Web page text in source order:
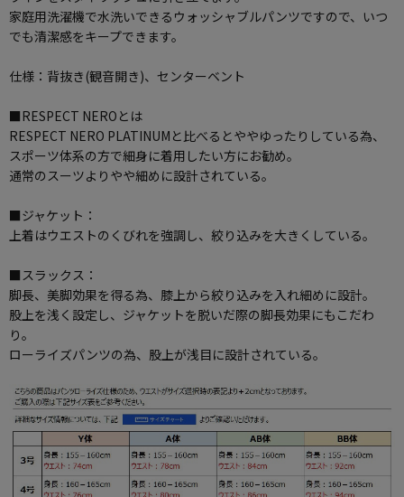
家庭用洗濯機で水洗いできるウォッシャブルパンツですので、いつ
でも清潔感をキープできます。
仕様：背抜き(観音開き)、センターベント
■RESPECT NEROとは
RESPECT NERO PLATINUMと比べるとややゆったりしている為、
スポーツ体系の方で細身に着用したい方にお勧め。
通常のスーツよりやや細めに設計されている。
■ジャケット：
上着はウエストのくびれを強調し、絞り込みを大きくしている。
■スラックス：
脚長、美脚効果を得る為、膝上から絞り込みを入れ細めに設計。
股上を浅く設定し、ジャケットを脱いだ際の脚長効果にもこだわ
り。
ローライズパンツの為、股上が浅目に設計されている。